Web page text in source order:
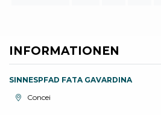
INFORMATIONEN
SINNESPFAD FATA GAVARDINA
aria.location:
Concei